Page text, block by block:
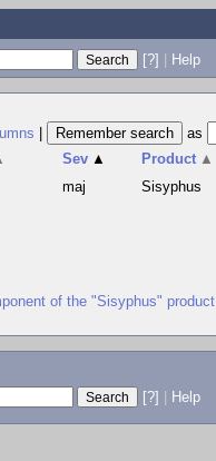
[?] | Help
as
Sev ▲ Product ▲
maj Sisyphus
of the "Sisyphus" product
[?] Help